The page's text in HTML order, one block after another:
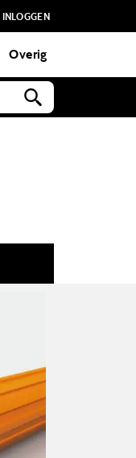
INLOGGEN
Overig